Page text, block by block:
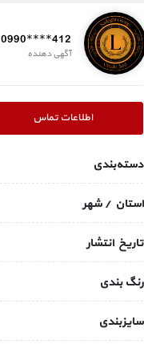
0990****412
آگهی دهنده
اطلاعات تماس
دسته‌بندی
استان / شهر
تاریخ انتشار
رنگ بندی
سایزبندی